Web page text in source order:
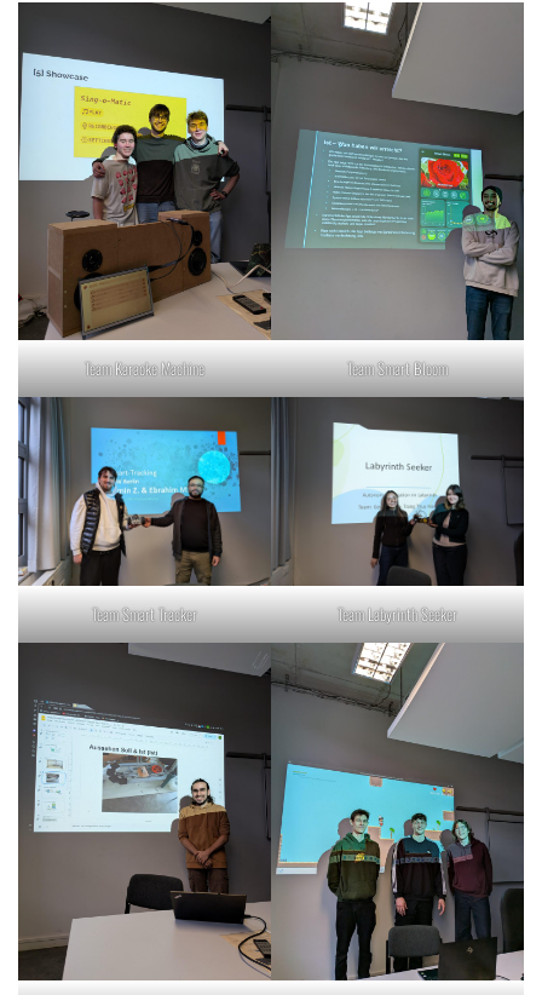
Team Karaoke Machine Team Smart Bloom
Team Smart Tracker Team Labyrinth Seeker